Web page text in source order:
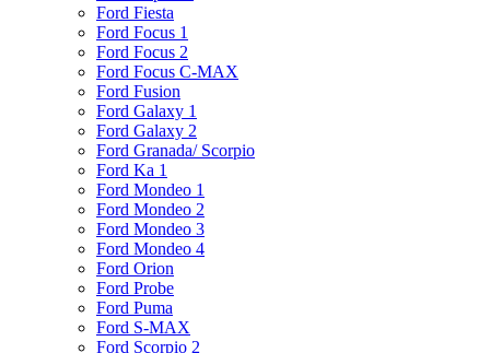
Ford Fiesta
Ford Focus 1
Ford Focus 2
Ford Focus C-MAX
Ford Fusion
Ford Galaxy 1
Ford Galaxy 2
Ford Granada/ Scorpio
Ford Ka 1
Ford Mondeo 1
Ford Mondeo 2
Ford Mondeo 3
Ford Mondeo 4
Ford Orion
Ford Probe
Ford Puma
Ford S-MAX
Ford Scorpio 2